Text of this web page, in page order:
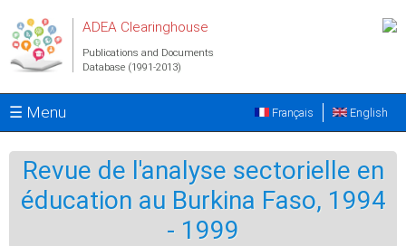
ADEA Clearinghouse
Publications and Documents
Database (1991-2013)
☰ Menu English
Français
Revue de l'analyse sectorielle en
éducation au Burkina Faso, 1994
- 1999